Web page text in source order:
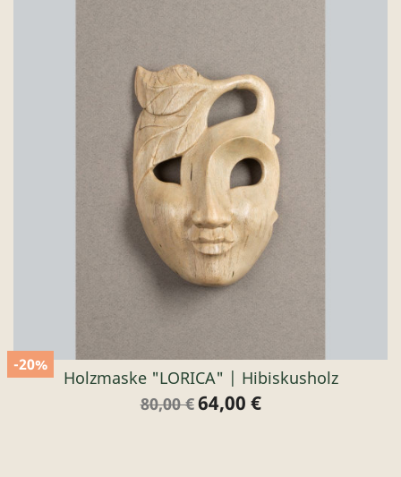
Holzmaske "LORICA" | Hibiskusholz
Verkaufspreis
80,00 €
-20%
Preis
64,00 €